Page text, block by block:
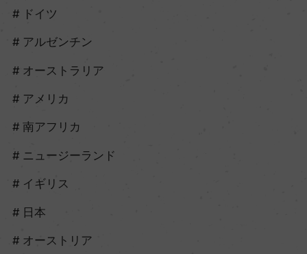
ドイツ
アルゼンチン
オーストラリア
アメリカ
南アフリカ
ニュージーランド
イギリス
日本
オーストリア